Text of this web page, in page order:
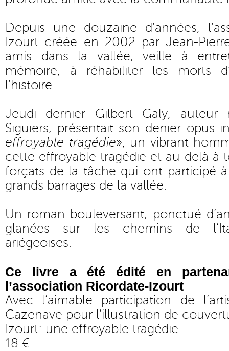
Depuis une douzaine d’années,
Izourt créée en 2002 par Jean-
amis dans la vallée, veille à
mémoire, à réhabiliter les morts
l’histoire.
Jeudi dernier Gilbert Galy,
Siguiers, présentait son denier opus
effroyable tragédie», un vibrant
cette effroyable tragédie et au-delà à
forçats de la tâche qui ont participé
grands barrages de la vallée.
Un roman bouleversant, ponctué
glanées sur les chemins de
ariégeoises.
Ce livre a été édité en
l’association Ricordate-Izourt
Avec l’aimable participation de
Cazenave pour l’illustration de
Izourt: une effroyable tragédie
18 €